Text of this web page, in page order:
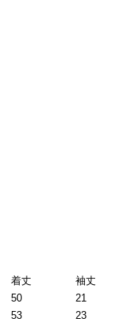
着丈
袖丈
50
21
53
23